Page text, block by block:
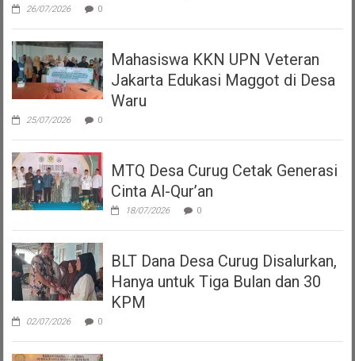
26/07/2026 0
Mahasiswa KKN UPN Veteran
Jakarta Edukasi Maggot di Desa
Waru
25/07/2026 0
MTQ Desa Curug Cetak Generasi
Cinta Al-Qur’an
18/07/2026 0
BLT Dana Desa Curug Disalurkan,
Hanya untuk Tiga Bulan dan 30
KPM
02/07/2026 0